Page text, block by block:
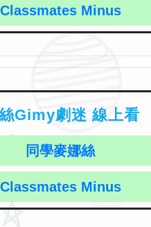
Classmates Minus
Gimy劇迷 線上看
同學麥娜絲
Classmates Minus